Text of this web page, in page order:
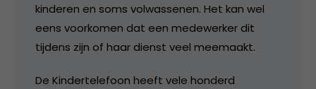
kinderen en soms volwassenen. Het kan wel
eens voorkomen dat een medewerker dit
tijdens zijn of haar dienst veel meemaakt.
De Kindertelefoon heeft vele honderd